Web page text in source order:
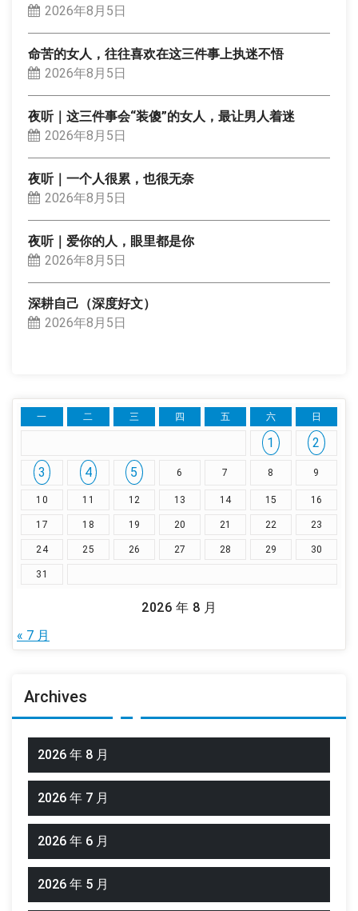
2026年8月5日
命苦的女人，往往喜欢在这三件事上执迷不悟
2026年8月5日
夜听｜这三件事会“装傻”的女人，最让男人着迷
2026年8月5日
夜听｜一个人很累，也很无奈
2026年8月5日
夜听｜爱你的人，眼里都是你
2026年8月5日
深耕自己（深度好文）
2026年8月5日
2026 年 8 月
一 二 三 四 五 六 日
1
2
3
4 5 6 7 8 9
10 11 12 13 14 15 16
17 18 19 20 21 22 23
24 25 26 27 28 29 30
31
« 7 月
Archives
2026 年 8 月
2026 年 7 月
2026 年 6 月
2026 年 5 月